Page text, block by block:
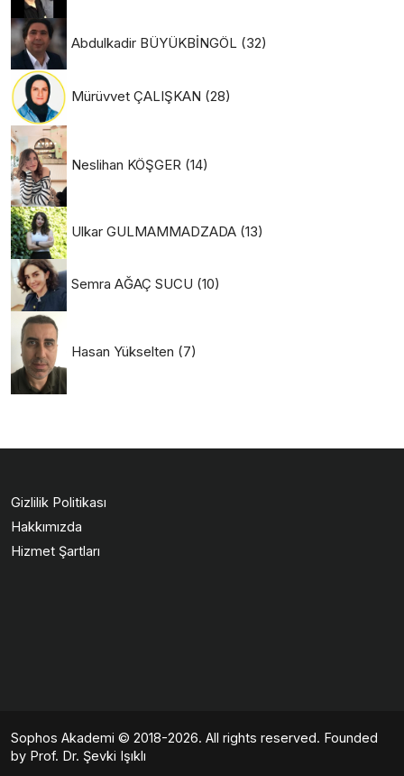
Abdulkadir BÜYÜKBİNGÖL (32)
Mürüvvet ÇALIŞKAN (28)
Neslihan KÖŞGER (14)
Ulkar GULMAMMADZADA (13)
Semra AĞAÇ SUCU (10)
Hasan Yükselten (7)
Gizlilik Politikası
Hakkımızda
Hizmet Şartları
Sophos Akademi © 2018-2026. All rights reserved. Founded
by Prof. Dr. Şevki Işıklı